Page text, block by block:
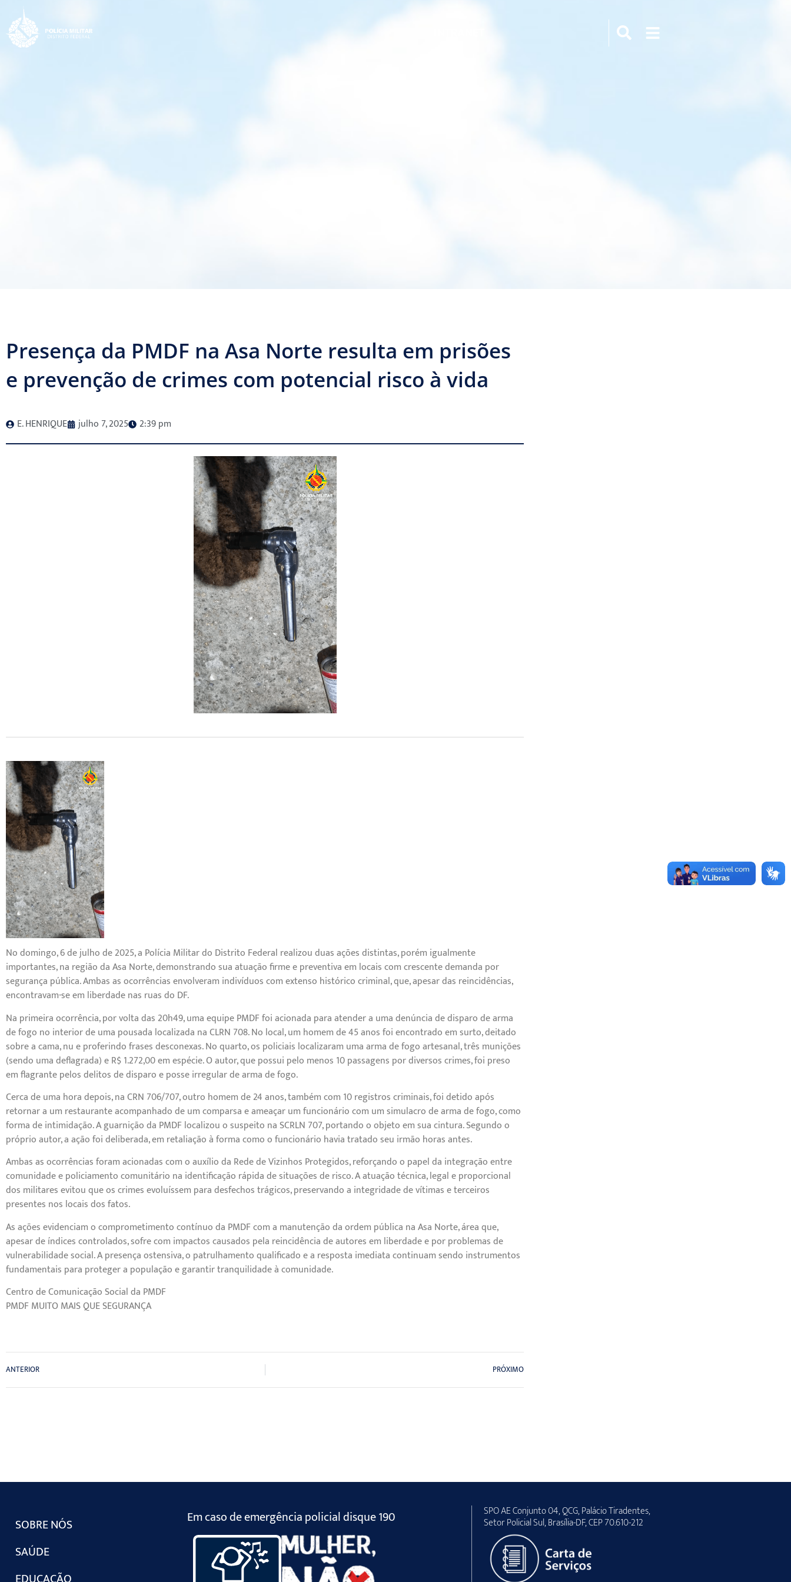
Presença da PMDF na Asa Norte resulta em prisões
e prevenção de crimes com potencial risco à vida
E. HENRIQUE julho 7, 2025 2:39 pm
No domingo, 6 de julho de 2025, a Polícia Militar do Distrito Federal realizou duas ações distintas, porém igualmente
importantes, na região da Asa Norte, demonstrando sua atuação firme e preventiva em locais com crescente demanda por
segurança pública. Ambas as ocorrências envolveram indivíduos com extenso histórico criminal, que, apesar das reincidências,
encontravam-se em liberdade nas ruas do DF.
Na primeira ocorrência, por volta das 20h49, uma equipe PMDF foi acionada para atender a uma denúncia de disparo de arma
de fogo no interior de uma pousada localizada na CLRN 708. No local, um homem de 45 anos foi encontrado em surto, deitado
sobre a cama, nu e proferindo frases desconexas. No quarto, os policiais localizaram uma arma de fogo artesanal, três munições
(sendo uma deflagrada) e R$ 1.272,00 em espécie. O autor, que possui pelo menos 10 passagens por diversos crimes, foi preso
em flagrante pelos delitos de disparo e posse irregular de arma de fogo.
Cerca de uma hora depois, na CRN 706/707, outro homem de 24 anos, também com 10 registros criminais, foi detido após
retornar a um restaurante acompanhado de um comparsa e ameaçar um funcionário com um simulacro de arma de fogo, como
forma de intimidação. A guarnição da PMDF localizou o suspeito na SCRLN 707, portando o objeto em sua cintura. Segundo o
próprio autor, a ação foi deliberada, em retaliação à forma como o funcionário havia tratado seu irmão horas antes.
Ambas as ocorrências foram acionadas com o auxílio da Rede de Vizinhos Protegidos, reforçando o papel da integração entre
comunidade e policiamento comunitário na identificação rápida de situações de risco. A atuação técnica, legal e proporcional
dos militares evitou que os crimes evoluíssem para desfechos trágicos, preservando a integridade de vítimas e terceiros
presentes nos locais dos fatos.
As ações evidenciam o comprometimento contínuo da PMDF com a manutenção da ordem pública na Asa Norte, área que,
apesar de índices controlados, sofre com impactos causados pela reincidência de autores em liberdade e por problemas de
vulnerabilidade social. A presença ostensiva, o patrulhamento qualificado e a resposta imediata continuam sendo instrumentos
fundamentais para proteger a população e garantir tranquilidade à comunidade.
Centro de Comunicação Social da PMDF
PMDF MUITO MAIS QUE SEGURANÇA
ANTERIOR PRÓXIMO
SOBRE NÓS
SAÚDE
Em caso de emergência policial disque 190 SPO AE Conjunto 04, QCG, Palácio Tiradentes,
Setor Policial Sul, Brasília-DF, CEP 70.610-212